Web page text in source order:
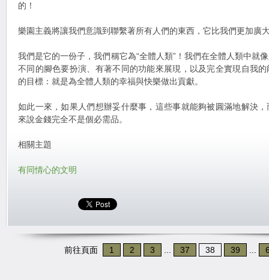
的！
樂園主義將讓我們意識到聯繫著所有人們的東西，它比我們更加廣
我們是它的一份子，我們稱它為“全體人類”！我們在全體人類中就
不同的腳色要扮演、有著不同的功能來展現，以及完全實現自我
的目標：就是為全體人類的幸福與快樂做出貢獻。
如此一來，如果人們想辦妥什麼事，這些事就能夠被圓滿地解決
來說金錢完全不是個必需品。
相關主題
有同情心的文明
前往頁面 1 2 3 37 38 39